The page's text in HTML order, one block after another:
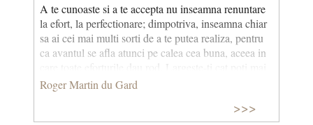
A te cunoaste si a te accepta nu inseamna renuntare
la efort, la perfectionare; dimpotriva, inseamna chiar
sa ai cei mai multi sorti de a te putea realiza, pentru
ca avantul se afla atunci pe calea cea buna, aceea in
care toate eforturile dau rod. Largeste-ti cat poti mai
mult limitele. Dar numai limitele naturale si numai
dupa ce vei fi inteles bine care sunt aceste limite. Cei
ce-si irosesc viata sunt, de cele mai multe ori, sau
Roger Martin du Gard
>>>